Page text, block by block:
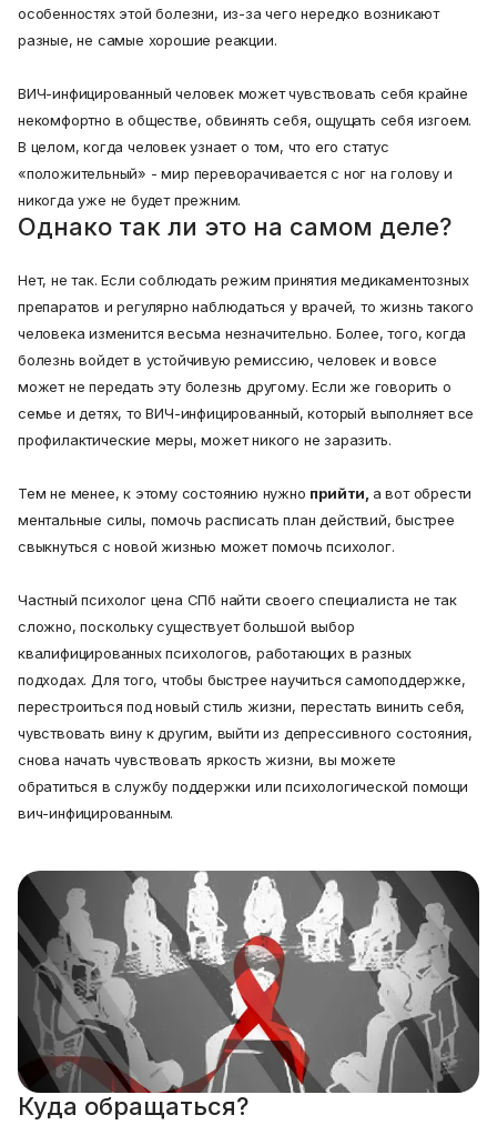
особенностях этой болезни, из-за чего нередко возникают
разные, не самые хорошие реакции.
ВИЧ-инфицированный человек может чувствовать себя крайне
некомфортно в обществе, обвинять себя, ощущать себя изгоем.
В целом, когда человек узнает о том, что его статус
«положительный» - мир переворачивается с ног на голову и
никогда уже не будет прежним.
Однако так ли это на самом деле?
Нет, не так. Если соблюдать режим принятия медикаментозных
препаратов и регулярно наблюдаться у врачей, то жизнь такого
человека изменится весьма незначительно. Более, того, когда
болезнь войдет в устойчивую ремиссию, человек и вовсе
может не передать эту болезнь другому. Если же говорить о
семье и детях, то ВИЧ-инфицированный, который выполняет все
профилактические меры, может никого не заразить.
Тем не менее, к этому состоянию нужно прийти, а вот обрести
ментальные силы, помочь расписать план действий, быстрее
свыкнуться с новой жизнью может помочь психолог.
Частный психолог цена СПб найти своего специалиста не так
сложно, поскольку существует большой выбор
квалифицированных психологов, работающих в разных
подходах. Для того, чтобы быстрее научиться самоподдержке,
перестроиться под новый стиль жизни, перестать винить себя,
чувствовать вину к другим, выйти из депрессивного состояния,
снова начать чувствовать яркость жизни, вы можете
обратиться в службу поддержки или психологической помощи
вич-инфицированным.
Куда обращаться?